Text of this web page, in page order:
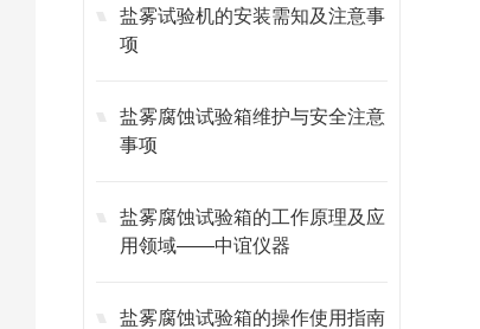
盐雾试验机的安装需知及注意事
项
盐雾腐蚀试验箱维护与安全注意
事项
盐雾腐蚀试验箱的工作原理及应
用领域——中谊仪器
盐雾腐蚀试验箱的操作使用指南